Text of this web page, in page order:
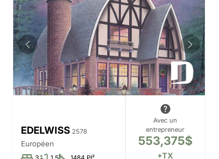
EDELWISS 2578
Européen
Avec un
entrepreneur
553,375$
+TX